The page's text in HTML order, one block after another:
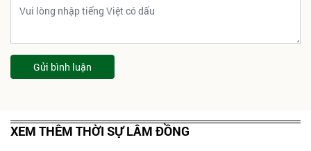
Gửi bình luận
XEM THÊM THỜI SỰ LÂM ĐỒNG